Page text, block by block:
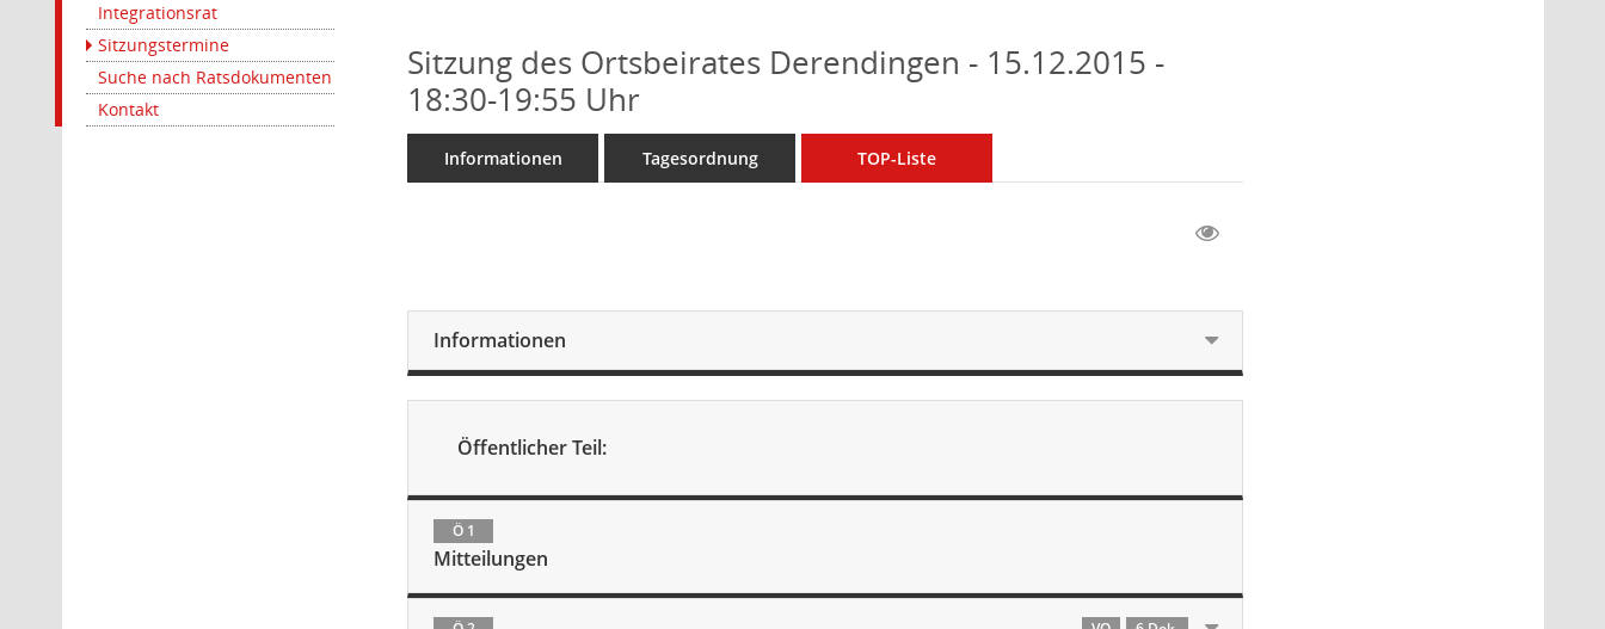
Integrationsrat
Sitzungstermine
Suche nach Ratsdokumenten
Kontakt
Sitzung des Ortsbeirates Derendingen - 15.12.2015 -
18:30-19:55 Uhr
Informationen Tagesordnung TOP-Liste
Informationen
Öffentlicher Teil:
Ö 1
Mitteilungen